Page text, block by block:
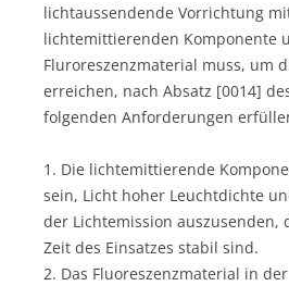
lichtaussendende Vorrichtung
lichtemittierenden Komponente
Fluroreszenzmaterial muss, um
erreichen, nach Absatz [0014]
folgenden Anforderungen
1. Die lichtemittierende
sein, Licht hoher Leuchtdichte
der Lichtemission auszusenden,
Zeit des Einsatzes stabil sind.
2. Das Fluoreszenzmaterial in